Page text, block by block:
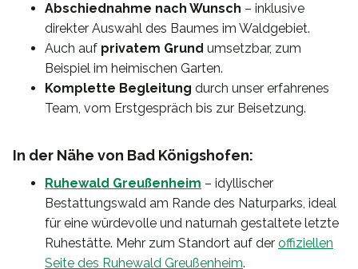
Abschiednahme nach Wunsch – inklusive
direkter Auswahl des Baumes im Waldgebiet.
Auch auf privatem Grund umsetzbar, zum
Beispiel im heimischen Garten.
Komplette Begleitung durch unser erfahrenes
Team, vom Erstgespräch bis zur Beisetzung.
In der Nähe von Bad Königshofen:
Ruhewald Greußenheim – idyllischer
Bestattungswald am Rande des Naturparks, ideal
für eine würdevolle und naturnah gestaltete letzte
Ruhestätte. Mehr zum Standort auf der offiziellen
Seite des Ruhewald Greußenheim.